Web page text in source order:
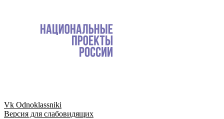
Vk Odnoklassniki
Версия для слабовидящих